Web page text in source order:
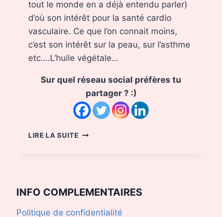
tout le monde en a déjà entendu parler)
d’où son intérêt pour la santé cardio
vasculaire. Ce que l’on connait moins,
c’est son intérêt sur la peau, sur l’asthme
etc….L’huile végétale…
Sur quel réseau social préfères tu
partager ? :)
LIRE LA SUITEL’HUILE
3
INFO COMPLEMENTAIRES
Politique de confidentialité